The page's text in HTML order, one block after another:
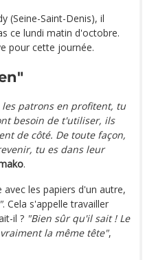
(Seine-Saint-Denis), il
ce lundi matin d'octobre.
pour cette journée.
patrons en profitent, tu
besoin de t'utiliser, ils
de côté. De toute façon,
tu es dans leur
.
les papiers d'un autre,
. Cela s'appelle travailler
il ? "Bien sûr qu'il sait ! Le
la même tête",